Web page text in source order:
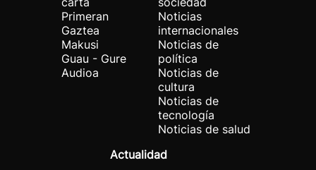
Primeran
Gaztea
Makusi
Guau - Gure
Audioa
Noticias
internacionales
Noticias de
política
Noticias de
cultura
Noticias de
tecnología
Noticias de salud
Actualidad